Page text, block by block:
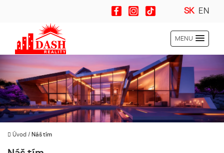
SK EN
MENU
Úvod / Náš tím